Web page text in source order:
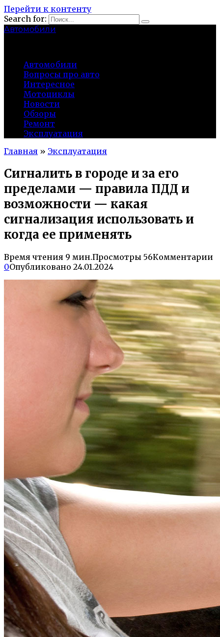
Перейти к контенту
Search for:
Автомобили
Автомобили
Вопросы про авто
Интересное
Мотоциклы
Новости
Обзоры
Ремонт
Эксплуатация
Главная » Эксплуатация
Сигналить в городе и за его
пределами — правила ПДД и
возможности — какая
сигнализация использовать и
когда ее применять
Время чтения 9 мин.Просмотры 56Комментарии
0Опубликовано 24.01.2024